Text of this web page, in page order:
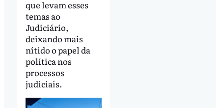
que levam esses
temas ao
Judiciário,
deixando mais
nítido o papel da
política nos
processos
judiciais.